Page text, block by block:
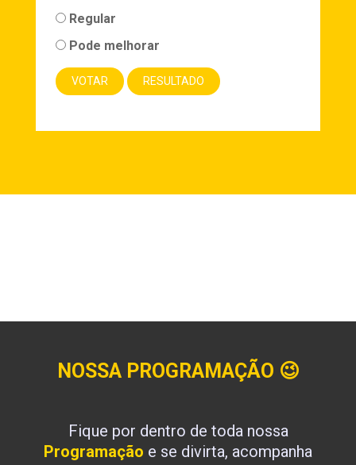
Regular
Pode melhorar
NOSSA PROGRAMAÇÃO 😉
Fique por dentro de toda nossa
Programação e se divirta, acompanha